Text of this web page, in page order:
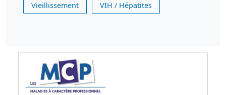
Vieillissement VIH / Hépatites